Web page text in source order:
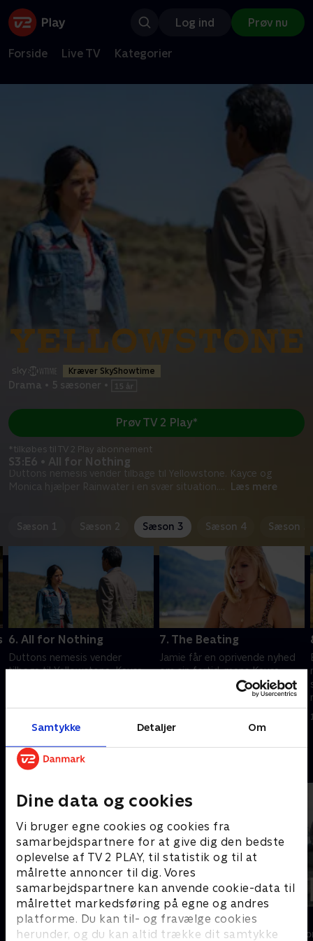
Samtykke Detaljer Om
Dine data og cookies
Vi bruger egne cookies og cookies fra
samarbejdspartnere for at give dig den bedste
oplevelse af TV 2 PLAY, til statistik og til at
målrette annoncer til dig. Vores
samarbejdspartnere kan anvende cookie-data til
målrettet markedsføring på egne og andres
platforme. Du kan til- og fravælge cookies
herunder, og du kan altid trække dit samtykke
Log ind Prøv nu
Forside Live TV Kategorier
Kræver SkyShowtime
Drama • 5 sæsoner •
S3:E6 • All for Nothing
Duttons nemesis vender tilbage til Yellowstone. Kayce og
Monica hjælper Rainwater i en svær situation.
Læs mere
Prøv TV 2 Play*
*tilkøbes til TV 2 Play abonnement
Sæson 1 Sæson 2 Sæson 3 Sæson 4 Sæson 5
6. All for Nothing
Duttons nemesis vender
tilbage til Yellowstone. Kayce
Pengefolkene forsøger at
sprede splid i Dutton-familien.
7. The Beating
Jamie får en oprivende nyhed
om sin fortid, mens Kayce
sporer en kvægtyv. Beth går
sammen med en advokat om
at kæmpe mod de selskaber,
der vil overtage ranchen.
Andre så også
Luftens læger
Drama • 3 sæsoner
Norskov
Drama • 2